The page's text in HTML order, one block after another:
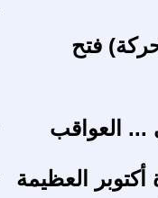
فتح
العواقب
العظيمة